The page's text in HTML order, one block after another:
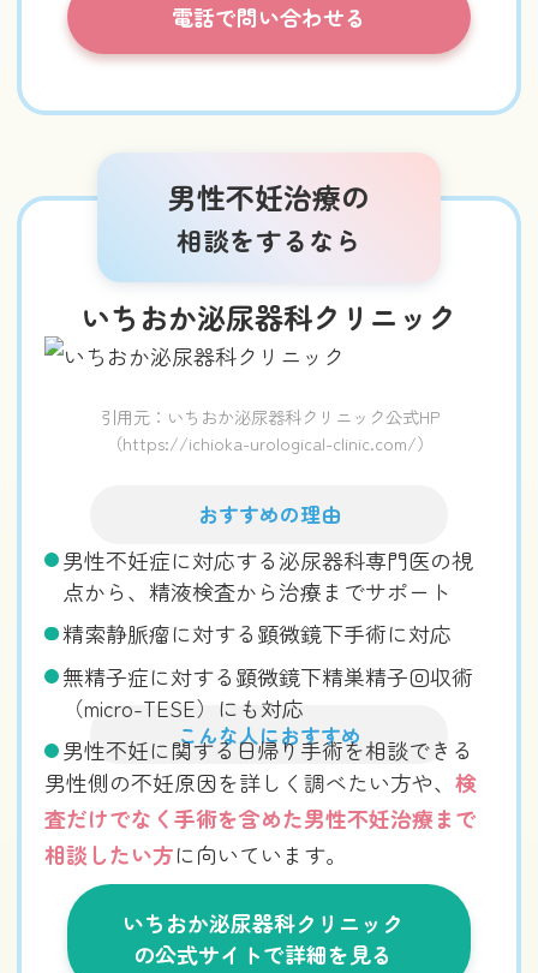
電話で問い合わせる
男性不妊治療の
相談をするなら
いちおか泌尿器科クリニック
引用元：いちおか泌尿器科クリニック公式HP
（https://ichioka-urological-clinic.com/）
おすすめの理由
男性不妊症に対応する泌尿器科専門医の視
点から、精液検査から治療までサポート
精索静脈瘤に対する顕微鏡下手術に対応
無精子症に対する顕微鏡下精巣精子回収術
（micro-TESE）にも対応
男性不妊に関する日帰り手術を相談できる
こんな人におすすめ
男性側の不妊原因を詳しく調べたい方や、検
査だけでなく手術を含めた男性不妊治療まで
相談したい方に向いています。
いちおか泌尿器科クリニック
の公式サイトで詳細を見る